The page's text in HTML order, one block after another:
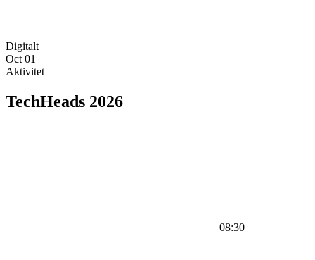
Digitalt
Oct 01
Aktivitet
TechHeads 2026
08:30